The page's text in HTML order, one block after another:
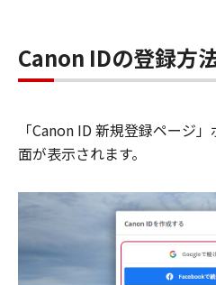
Canon IDの登録方
「Canon ID 新規登録ページ
面が表示されます。